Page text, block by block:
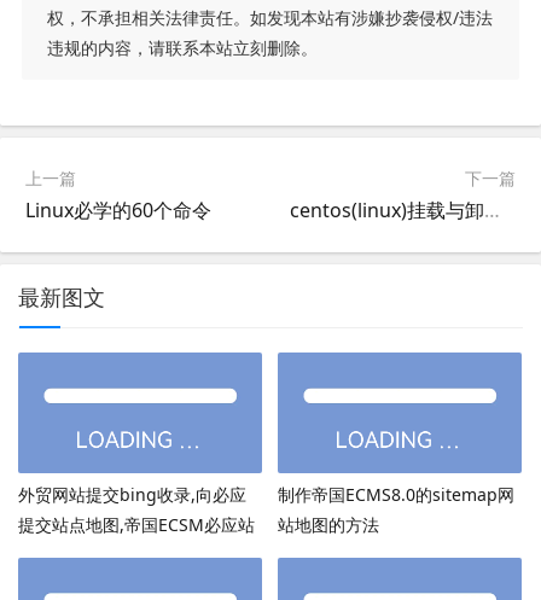
权，不承担相关法律责任。如发现本站有涉嫌抄袭侵权/违法
违规的内容，请联系本站立刻删除。
上一篇
Linux必学的60个命令
下一篇
centos(linux)挂载与卸载硬盘
最新图文
外贸网站提交bing收录,向必应
提交站点地图,帝国ECSM必应站
点图sitemap提交
制作帝国ECMS8.0的sitemap网
站地图的方法